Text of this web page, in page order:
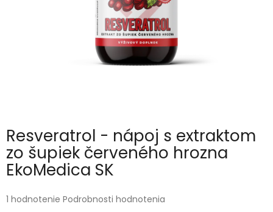
Resveratrol - nápoj s extraktom
zo šupiek červeného hrozna
EkoMedica SK
1 hodnotenie Podrobnosti hodnotenia